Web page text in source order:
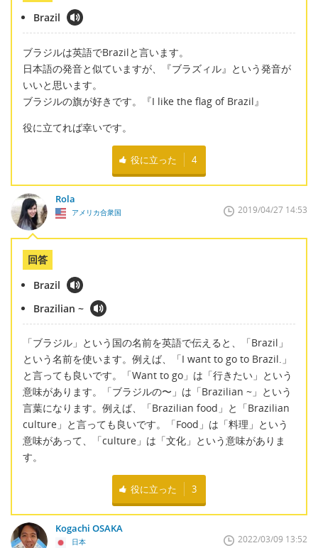
Brazil
ブラジルは英語でBrazilと言います。
日本語の発音と似ていますが、『ブラズィル』という発音が
いいと思います。
ブラジルの旗が好きです。『I like the flag of Brazil』
役に立てれば幸いです。
役に立った 4
Rola
アメリカ合衆国 2019/04/27 14:53
回答
Brazil
Brazilian ~
「ブラジル」という国の名前を英語で伝えると、「Brazil」
という名前を使います。例えば、「I want to go to Brazil.」
と言っても良いです。「Want to go」は「行きたい」という
意味があります。「ブラジルの〜」は「Brazilian ~」という
言葉になります。例えば、「Brazilian food」と「Brazilian
culture」と言っても良いです。「Food」は「料理」という
意味があって、「culture」は「文化」という意味がありま
す。
役に立った 3
Kogachi OSAKA
日本 2022/03/09 13:52